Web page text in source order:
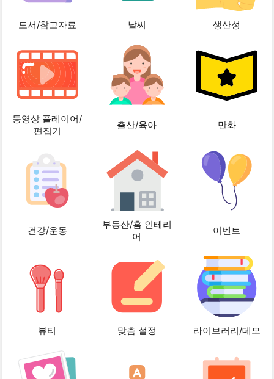
도서/참고자료 날씨 생산성
동영상 플레이어/
편집기
출산/육아 만화
건강/운동
부동산/홈 인테리
어
이벤트
뷰티 맞춤 설정 라이브러리/데모